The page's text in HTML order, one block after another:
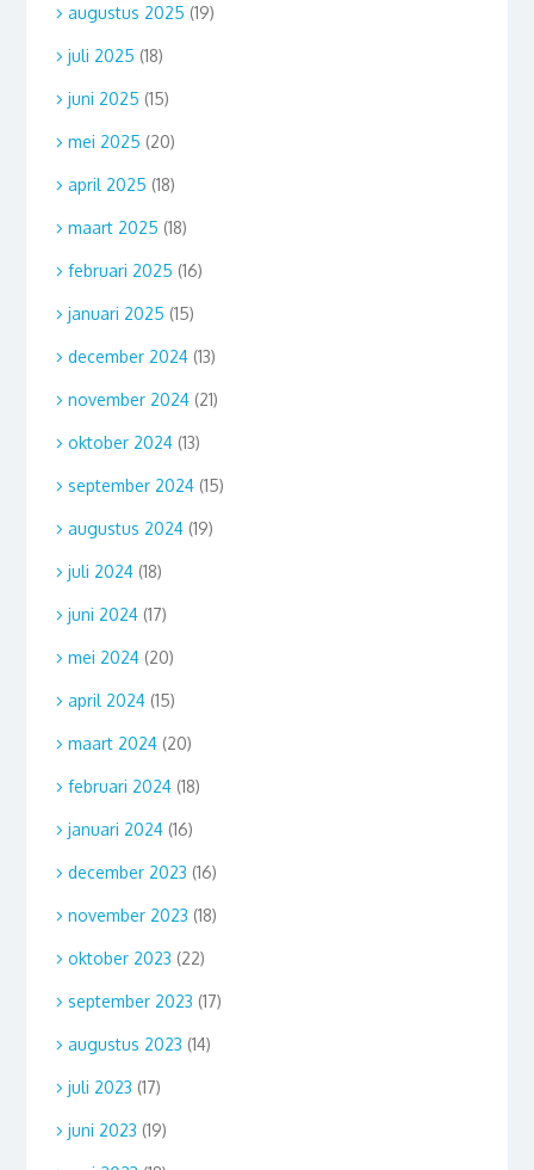
augustus 2025 (19)
juli 2025 (18)
juni 2025 (15)
mei 2025 (20)
april 2025 (18)
maart 2025 (18)
februari 2025 (16)
januari 2025 (15)
december 2024(13)
november 2024(21)
oktober 2024(13)
september 2024(15)
augustus 2024(19)
juli 2024(18)
juni 2024(17)
mei 2024(20)
april 2024(15)
maart 2024(20)
februari 2024(18)
januari 2024(16)
december 2023 (16)
november 2023 (18)
oktober 2023 (22)
september 2023 (17)
augustus 2023 (14)
juli 2023 (17)
juni 2023 (19)